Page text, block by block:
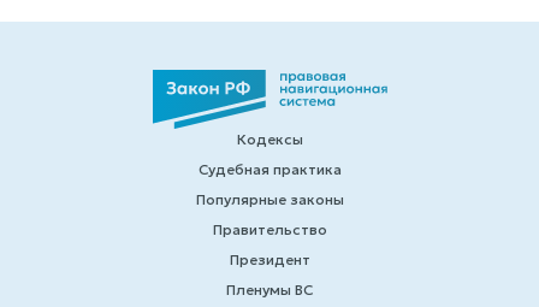
Кодексы
Судебная практика
Популярные законы
Правительство
Президент
Пленумы ВС